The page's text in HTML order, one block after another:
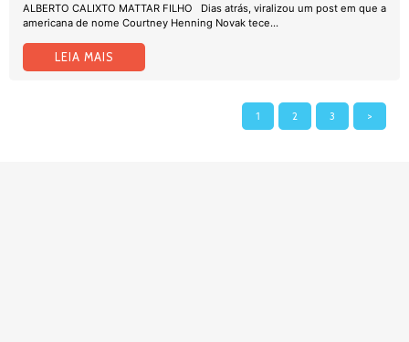
ALBERTO CALIXTO MATTAR FILHO Dias atrás, viralizou um post em que a
americana de nome Courtney Henning Novak tece...
LEIA MAIS
1 2 3 >